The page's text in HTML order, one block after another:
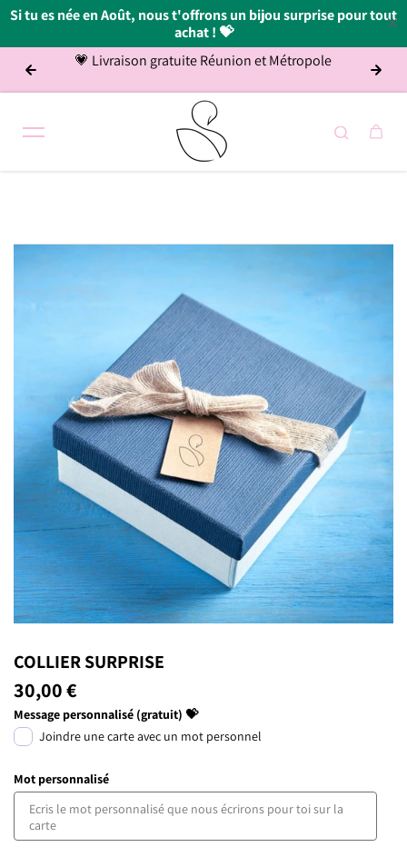
Si tu es née en Août, nous t'offrons un bijou surprise pour tout
achat ! 💝
Passer au contenu💗 Livraison gratuite Réunion et Métropole
COLLIER SURPRISE
30,00 €
Message personnalisé (gratuit) 💝
Joindre une carte avec un mot personnel
Mot personnalisé